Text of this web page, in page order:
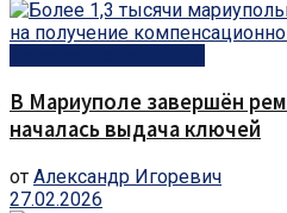
В Мариуполе завершён
началась выдача ключей
от Александр Игоревич
27.02.2026